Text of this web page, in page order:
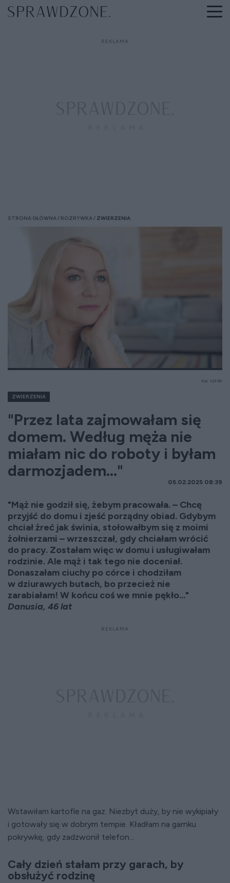
STRONA GŁÓWNA ROZRYWKA ZWIERZENIA
Fot. 123 RF
ZWIERZENIA
"Przez lata zajmowałam się
domem. Według męża nie
miałam nic do roboty i byłam
darmozjadem..."
05.02.2025 08:39
"Mąż nie godził się, żebym pracowała. – Chcę
przyjść do domu i zjeść porządny obiad. Gdybym
chciał żreć jak świnia, stołowałbym się z moimi
żołnierzami – wrzeszczał, gdy chciałam wrócić
do pracy. Zostałam więc w domu i usługiwałam
rodzinie. Ale mąż i tak tego nie doceniał.
Donaszałam ciuchy po córce i chodziłam
w dziurawych butach, bo przecież nie
zarabiałam! W końcu coś we mnie pękło..."
Danusia, 46 lat
Wstawiłam kartofle na gaz. Niezbyt duży, by nie wykipiały
i gotowały się w dobrym tempie. Kładłam na garnku
pokrywkę, gdy zadzwonił telefon...
Cały dzień stałam przy garach, by
obsłużyć rodzinę